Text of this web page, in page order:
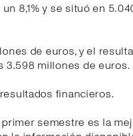
8,1% y se situó en
de euros, y el
3.598 millones de euros.
financieros.
semestre es la